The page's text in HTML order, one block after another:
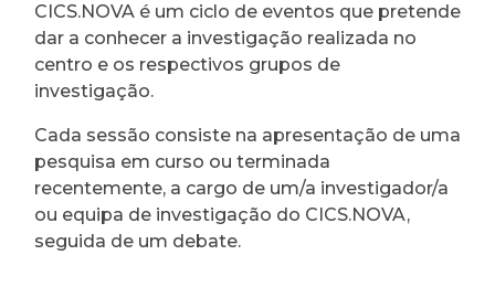
CICS.NOVA é um ciclo de eventos que pretende
dar a conhecer a investigação realizada no
centro e os respectivos grupos de
investigação.
Cada sessão consiste na apresentação de uma
pesquisa em curso ou terminada
recentemente, a cargo de um/a investigador/a
ou equipa de investigação do CICS.NOVA,
seguida de um debate.